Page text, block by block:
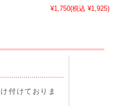
¥1,750(税込 ¥1,925)
付けておりま